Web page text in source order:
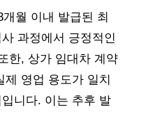
월 이내 발급된 최
과정에서 긍정적인
한, 상가 임대차 계약
영업 용도가 일치
니다. 이는 추후 발